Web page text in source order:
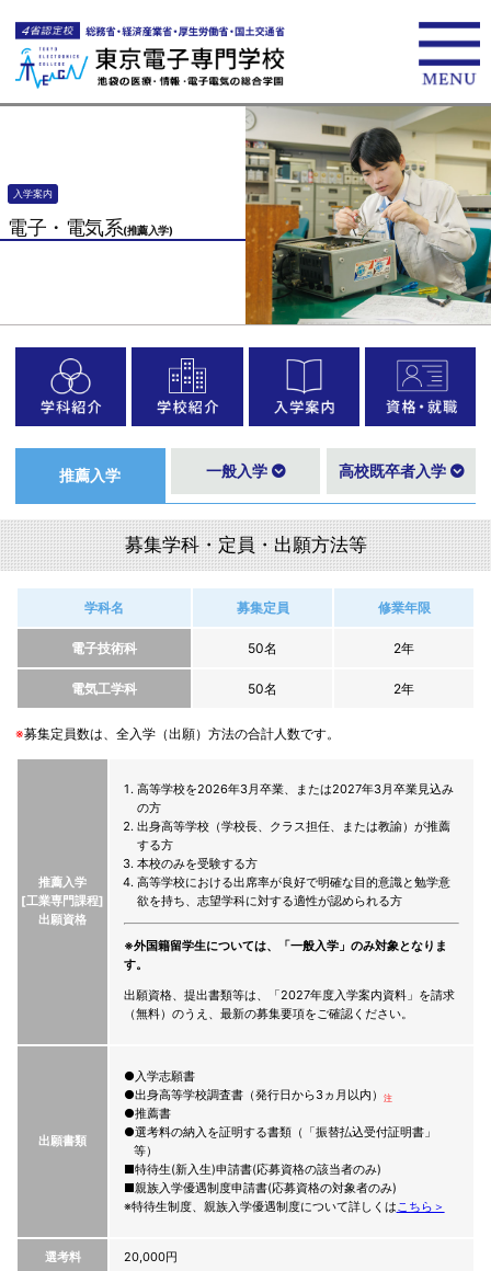
入学案内
電子・電気系(推薦入学)
推薦入学 一般入学 高校既卒者入学
募集学科・定員・出願方法等
学科名 募集定員 修業年限
電子技術科 50名 2年
電気工学科 50名 2年
※募集定員数は、全入学（出願）方法の合計人数です。
推薦入学
[工業専門課程]
出願資格
高等学校を2026年3月卒業、または2027年3月卒業見込み
の方
出身高等学校（学校長、クラス担任、または教諭）が推薦
する方
本校のみを受験する方
高等学校における出席率が良好で明確な目的意識と勉学意
欲を持ち、志望学科に対する適性が認められる方
※外国籍留学生については、「一般入学」のみ対象となりま
す。
出願資格、提出書類等は、「2027年度入学案内資料」を請求
（無料）のうえ、最新の募集要項をご確認ください。
出願書類
入学志願書
出身高等学校調査書（発行日から3ヵ月以内）
注
推薦書
選考料の納入を証明する書類（「振替払込受付証明書」
等）
特待生(新入生)申請書(応募資格の該当者のみ)
親族入学優遇制度申請書(応募資格の対象者のみ)
※特待生制度、親族入学優遇制度について詳しくはこちら＞
選考料 20,000円